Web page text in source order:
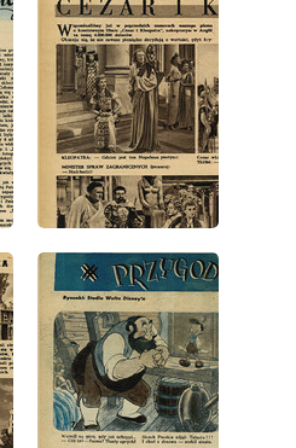
wydanie: 4/1946